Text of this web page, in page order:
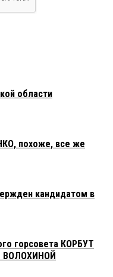
области
похоже, все же
кандидатом в
горсовета КОРБУТ
ВОЛОХИНОЙ